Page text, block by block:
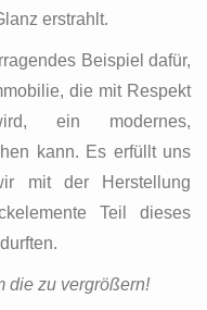
erstrahlt.
Beispiel dafür,
die mit Respekt
ein modernes,
kann. Es erfüllt uns
mit der Herstellung
Teil dieses
die zu vergrößern!